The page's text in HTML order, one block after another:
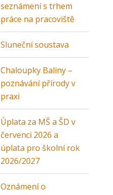
seznámení s trhem
práce na pracoviště
Sluneční soustava
Chaloupky Baliny –
poznávání přírody v
praxi
Úplata za MŠ a ŠD v
červenci 2026 a
úplata pro školní rok
2026/2027
Oznámení o